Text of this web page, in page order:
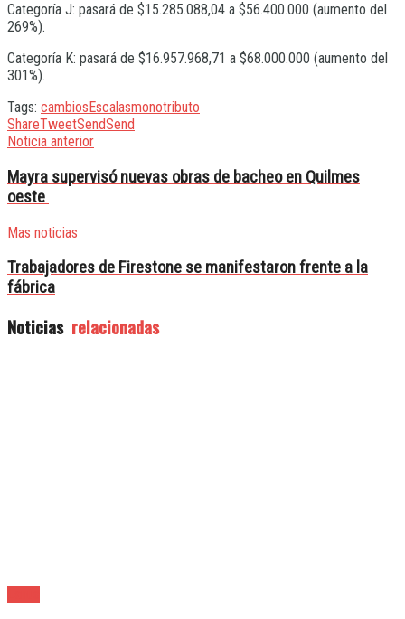
Categoría J: pasará de $15.285.088,04 a $56.400.000 (aumento del
269%).
Categoría K: pasará de $16.957.968,71 a $68.000.000 (aumento del
301%).
Tags: cambios Escalasmonotributo
ShareTweetSendSend
Noticia anterior
Mayra supervisó nuevas obras de bacheo en Quilmes
oeste
Mas noticias
Trabajadores de Firestone se manifestaron frente a la
fábrica
Noticias relacionadas